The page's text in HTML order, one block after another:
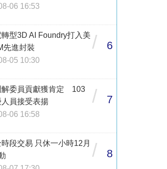
06 16:53
型3D AI Foundry打入美
先進封裝
05 10:30
/ 6
解委員貢獻獲肯定 103
員接受表揚
06 16:58
/ 7
段交易 只休一小時12月 / 8